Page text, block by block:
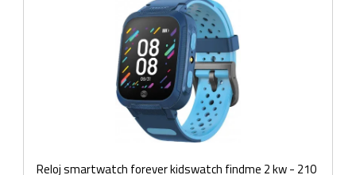
Reloj smartwatch forever kidswatch findme 2 kw - 210